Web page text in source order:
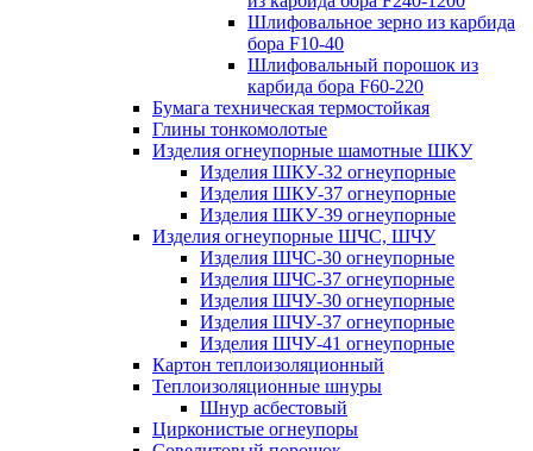
Шлифовальное зерно из карбида
бора F10-40
Шлифовальный порошок из
карбида бора F60-220
Бумага техническая термостойкая
Глины тонкомолотые
Изделия огнеупорные шамотные ШКУ
Изделия ШКУ-32 огнеупорные
Изделия ШКУ-37 огнеупорные
Изделия ШКУ-39 огнеупорные
Изделия огнеупорные ШЧС, ШЧУ
Изделия ШЧС-30 огнеупорные
Изделия ШЧС-37 огнеупорные
Изделия ШЧУ-30 огнеупорные
Изделия ШЧУ-37 огнеупорные
Изделия ШЧУ-41 огнеупорные
Картон теплоизоляционный
Теплоизоляционные шнуры
Шнур асбестовый
Цирконистые огнеупоры